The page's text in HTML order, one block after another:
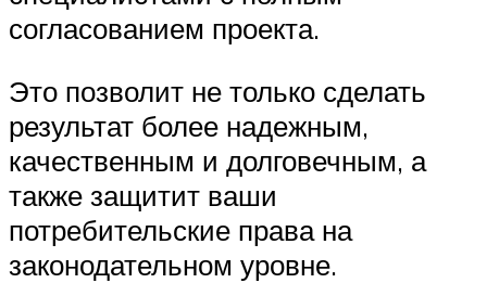
согласованием проекта.
Это позволит не только сделать
результат более надежным,
качественным и долговечным, а
также защитит ваши
потребительские права на
законодательном уровне.